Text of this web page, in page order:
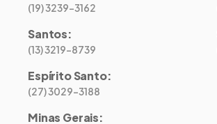
(19) 3239-3162
Santos:
(13) 3219-8739
Espírito Santo:
(27) 3029-3188
Minas Gerais: